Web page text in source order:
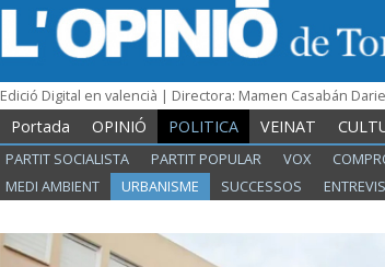
Edició Digital en valencià | Directora: Mamen Casabán
Portada OPINIÓ POLITICA VEINAT
PARTIT SOCIALISTA PARTIT POPULAR VOX
MEDI AMBIENT
URBANISME SUCCESSOS